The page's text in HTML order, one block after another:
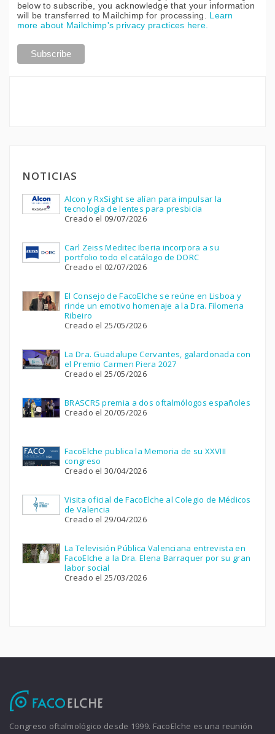
below to subscribe, you acknowledge that your information
will be transferred to Mailchimp for processing. Learn
more about Mailchimp's privacy practices here.
NOTICIAS
Alcon y RxSight se alían para impulsar la
tecnología de lentes para presbicia
Creado el 09/07/2026
Carl Zeiss Meditec Iberia incorpora a su
portfolio todo el catálogo de DORC
Creado el 02/07/2026
El Consejo de FacoElche se reúne en Lisboa y
rinde un emotivo homenaje a la Dra. Filomena
Ribeiro
Creado el 25/05/2026
La Dra. Guadalupe Cervantes, galardonada con
el Premio Carmen Piera 2027
Creado el 25/05/2026
BRASCRS premia a dos oftalmólogos españoles
Creado el 20/05/2026
FacoElche publica la Memoria de su XXVIII
congreso
Creado el 30/04/2026
Visita oficial de FacoElche al Colegio de Médicos
de Valencia
Creado el 29/04/2026
La Televisión Pública Valenciana entrevista en
FacoElche a la Dra. Elena Barraquer por su gran
labor social
Creado el 25/03/2026
Congreso oftalmológico desde 1999. FacoElche es una reunión